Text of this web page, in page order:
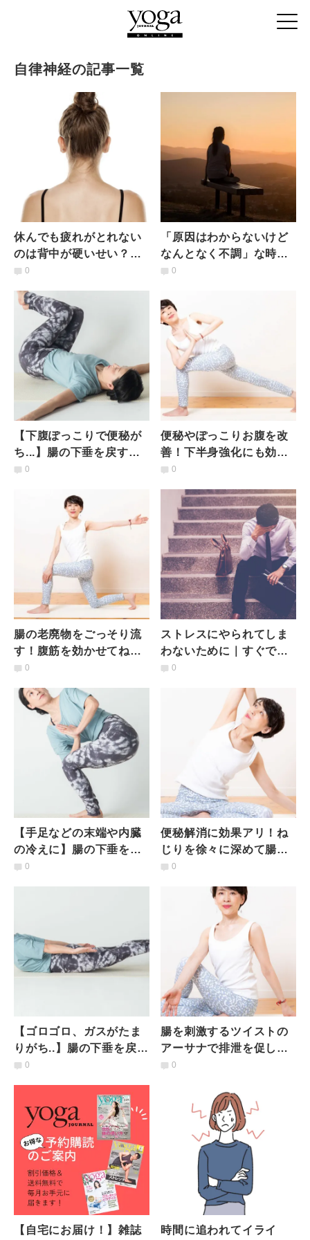
自律神経の記事一覧
休んでも疲れがとれない
のは背中が硬いせい？寝
る前3分で脊柱起立筋を緩
0
「原因はわからないけど
なんとなく不調」な時に
ヨガをすべき理由
0
【下腹ぽっこりで便秘が
ち...】腸の下垂を戻す！
悩み別ヨガポーズで不調
0
便秘やぽっこりお腹を改
善！下半身強化にも効く
腸を刺激するツイストワ
0
腸の老廃物をごっそり流
す！腹筋を効かせてねじ
ることで腸を活性化する
0
ストレスにやられてしま
わないために｜すぐでき
る「ストレスマネジメン
0
【手足などの末端や内臓
の冷えに】腸の下垂を戻
す！ 悩み別ヨガポーズで
0
便秘解消に効果アリ！ね
じりを徐々に深めて腸を
刺激するツイストワーク
0
【ゴロゴロ、ガスがたま
りがち..】腸の下垂を戻
す！ 悩み別ヨガポーズで
0
腸を刺激するツイストの
アーサナで排泄を促し体
も心も上向きに！
0
【自宅にお届け！】雑誌 時間に追われてイライ